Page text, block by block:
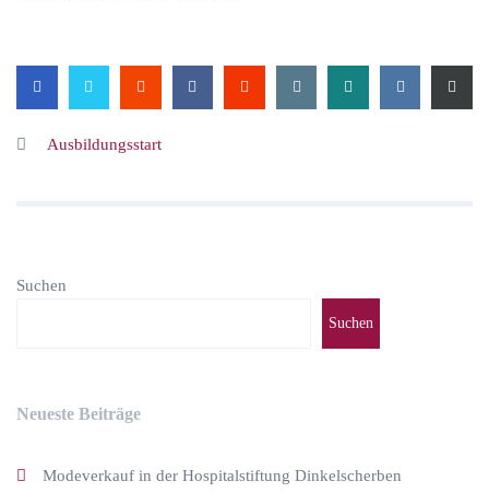
Ausbildungsstart
Suchen
Suchen
Neueste Beiträge
Modeverkauf in der Hospitalstiftung Dinkelscherben